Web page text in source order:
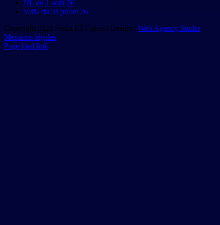
NL du 1 août 26
VdN du 31 juillet 26
Copyright 2021 Stella ES Calais | Design : Web Agency Studio |
Mentions légales
Page load link